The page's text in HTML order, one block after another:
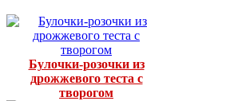
Булочки-розочки из
дрожжевого теста с
творогом